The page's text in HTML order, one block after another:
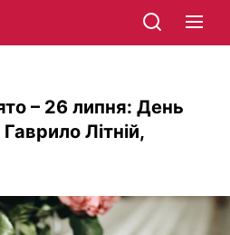
– 26 липня: День
Літній,